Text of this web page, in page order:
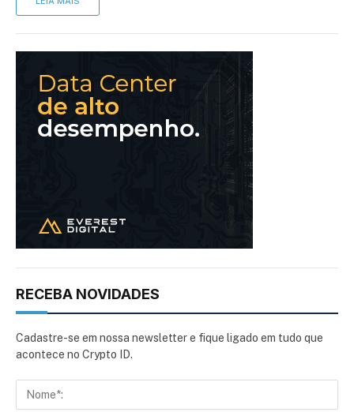
RECEBA NOVIDADES
Cadastre-se em nossa newsletter e fique ligado em tudo que
acontece no Crypto ID.